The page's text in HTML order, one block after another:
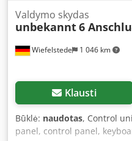
Wiefelstede 1 046 km
Valdymo skydas
unbekannt6
Klausti
Būklė: naudotas, Control
panel, control panel,